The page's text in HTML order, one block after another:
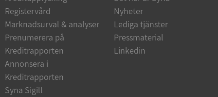
Registervård
Marknadsurval & analyser
Prenumerera på
Kreditrapporten
Annonsera i
Kreditrapporten
Syna Sigill
Nyheter
Lediga tjänster
Pressmaterial
Linkedin
Oklassificerade
Strikt nödvändiga kakor tillåter
kärnwebbplatsfunktioner som användarinloggning
och kontohantering. Webbplatsen kan inte
användas ordentligt utan strikt nödvändiga cookies.
Namn